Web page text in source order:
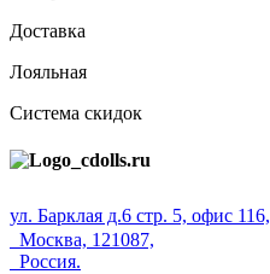
Доставка
Лояльная
Система скидок
ул. Барклая д.6 стр. 5, офис 116,
Москва, 121087,
Россия.